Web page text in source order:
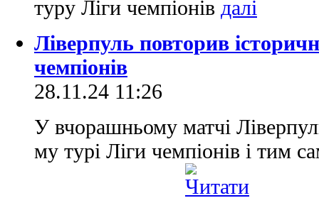
туру Ліги чемпіонів
Ліверпуль повторив
чемпіонів
28.11.24 11:26
У вчорашньому матчі
му турі Ліги чемпіонів і тим